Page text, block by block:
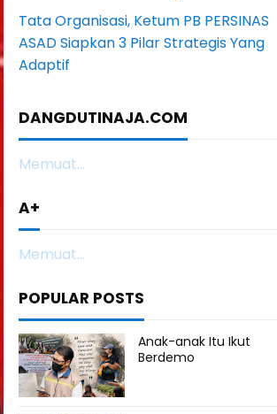
Tata Organisasi, Ketum PB PERSINAS
ASAD Siapkan 3 Pilar Strategis Yang
Adaptif
DANGDUTINAJA.COM
Memuat...
A+
Memuat...
POPULAR POSTS
Anak-anak Itu Ikut
Berdemo